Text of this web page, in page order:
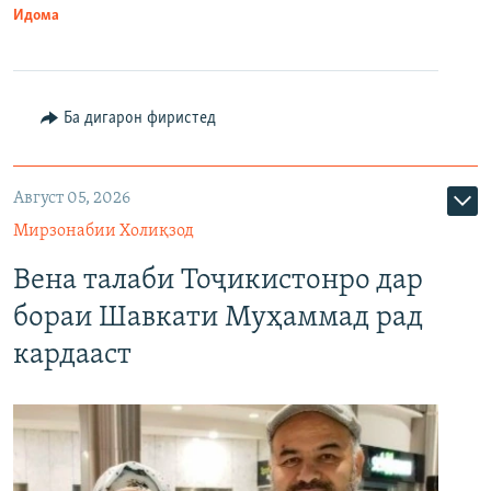
Идома
Ба дигарон фиристед
Август 05, 2026
Мирзонабии Холиқзод
Вена талаби Тоҷикистонро дар
бораи Шавкати Муҳаммад рад
кардааст